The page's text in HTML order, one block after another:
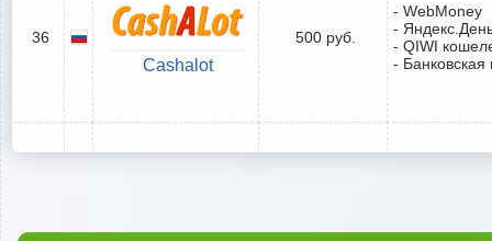
36
Cashalot
500 руб.
- WebMoney
-
- QIWI
- Банковская